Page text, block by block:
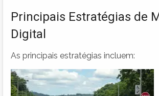
Principais Estratégias de
Digital
As principais estratégias incluem: